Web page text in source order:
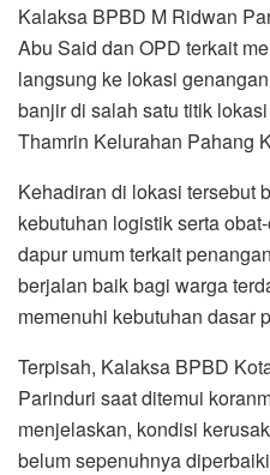
Kalaksa BPBD M Ridwan
Abu Said dan OPD terkait
langsung ke lokasi
banjir di salah satu titik
Thamrin Kelurahan Pahang
Kehadiran di lokasi tersebut
kebutuhan logistik serta
dapur umum terkait
berjalan baik bagi warga
memenuhi kebutuhan dasar
Terpisah, Kalaksa BPBD
Parinduri saat ditemui
menjelaskan, kondisi
belum sepenuhnya